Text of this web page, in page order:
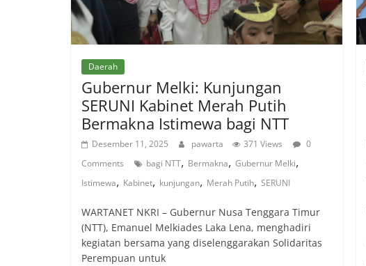
Daerah
Gubernur Melki: Kunjungan
SERUNI Kabinet Merah Putih
Bermakna Istimewa bagi NTT
Desember 11, 2025 pawarta 371 Views
0
Comments
bagi NTT, Bermakna, Gubernur Melki,
Istimewa, Kabinet, kunjungan, Merah Putih, SERUNI
WARTANET NKRI – Gubernur Nusa Tenggara Timur
(NTT), Emanuel Melkiades Laka Lena, menghadiri
kegiatan bersama yang diselenggarakan Solidaritas
Perempuan untuk